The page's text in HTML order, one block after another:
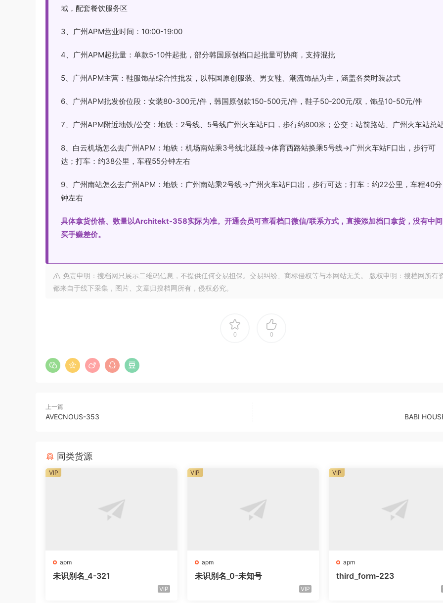
域，配套餐饮服务区
3、广州APM营业时间：10:00-19:00
4、广州APM起批量：单款5-10件起批，部分韩国原创档口起批量可协商，支持混批
5、广州APM主营：鞋服饰品综合性批发，以韩国原创服装、男女鞋、潮流饰品为主，涵盖各类时装款式
6、广州APM批发价位段：女装80-300元/件，韩国原创款150-500元/件，鞋子50-200元/双，饰品10-50元/件
7、广州APM附近地铁/公交：地铁：2号线、5号线广州火车站F口，步行约800米；公交：站前路站、广州火车站总
8、白云机场怎么去广州APM：地铁：机场南站乘3号线北延段→体育西路站换乘5号线→广州火车站F口出，步行可
达；打车：约38公里，车程55分钟左右
9、广州南站怎么去广州APM：地铁：广州南站乘2号线→广州火车站F口出，步行可达；打车：约22公里，车程40分
钟左右
具体拿货价格、数量以Architekt-358实际为准。开通会员可查看档口微信/联系方式，直接添加档口拿货，没有中间
买手赚差价。
免责申明：搜档网只展示二维码信息，不提供任何交易担保。交易纠纷、商标侵权等与本网站无关。 版权申明：搜档网所有
都来自于线下采集，图片、文章归搜档网所有，侵权必究。
0 0
上一篇
AVECNOUS-353 BABI
同类货源
apm
未识别名_4-321
VIP
VIP
apm
未识别名_0-未知号
VIP
VIP
apm
third_form-223
VIP